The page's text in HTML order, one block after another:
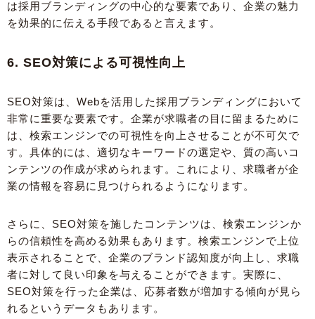
は採用ブランディングの中心的な要素であり、企業の魅力
を効果的に伝える手段であると言えます。
6. SEO対策による可視性向上
SEO対策は、Webを活用した採用ブランディングにおいて
非常に重要な要素です。企業が求職者の目に留まるために
は、検索エンジンでの可視性を向上させることが不可欠で
す。具体的には、適切なキーワードの選定や、質の高いコ
ンテンツの作成が求められます。これにより、求職者が企
業の情報を容易に見つけられるようになります。
さらに、SEO対策を施したコンテンツは、検索エンジンか
らの信頼性を高める効果もあります。検索エンジンで上位
表示されることで、企業のブランド認知度が向上し、求職
者に対して良い印象を与えることができます。実際に、
SEO対策を行った企業は、応募者数が増加する傾向が見ら
れるというデータもあります。